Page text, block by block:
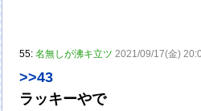
55:名無しが沸キ立ツ 2021/09/17(金)
>>43
ラッキーやで